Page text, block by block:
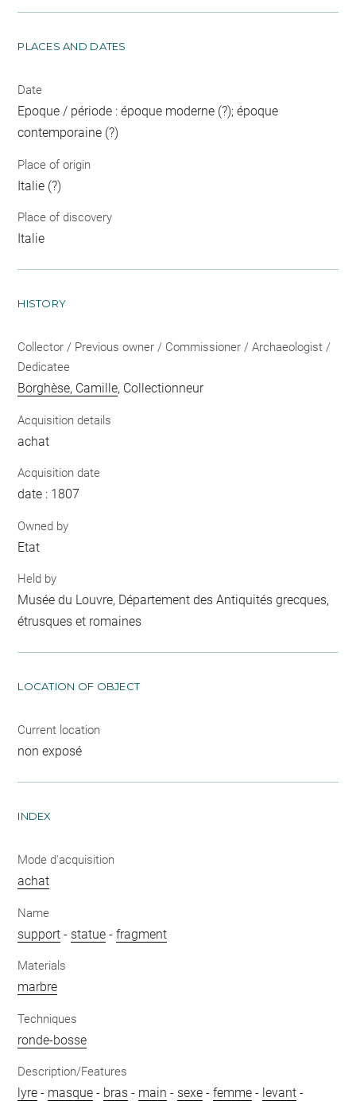
PLACES AND DATES
Date
Epoque / période : époque moderne (?); époque
contemporaine (?)
Place of origin
Italie (?)
Place of discovery
Italie
HISTORY
Collector / Previous owner / Commissioner / Archaeologist /
Dedicatee
Borghèse, Camille, Collectionneur
Acquisition details
achat
Acquisition date
date : 1807
Owned by
Etat
Held by
Musée du Louvre, Département des Antiquités grecques,
étrusques et romaines
LOCATION OF OBJECT
Current location
non exposé
INDEX
Mode d'acquisition
achat
Name
support - statue -fragment
Materials
marbre
Techniques
ronde-bosse
Description/Features
lyre - masque - bras - main - sexe -femme - levant -